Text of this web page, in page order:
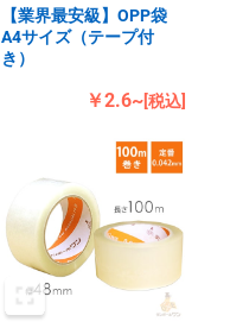
【業界最安級】OPP袋
A4サイズ（テープ付
き）
￥2.6~[税込]